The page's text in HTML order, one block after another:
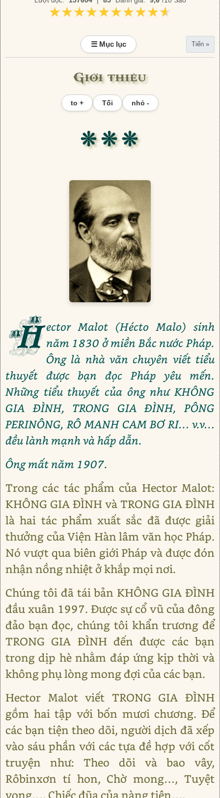
★★★★★★★★★★
★★★★★★★★★★
☰ Mục lục Tiến »
Giới thiệu
to + Tối nhỏ -
❊ ❊ ❊
H ector Malot (Hécto Malo) sinh
năm 1830 ở miền Bắc nước Pháp.
Ông là nhà văn chuyên viết tiểu
thuyết được bạn đọc Pháp yêu mến.
Những tiểu thuyết của ông như KHÔNG
GIA ĐÌNH, TRONG GIA ĐÌNH, PÔNG
PERINÔNG, RÔ MANH CAM BƠ RI… v.v…
đều lành mạnh và hấp dẫn.
Ông mất năm 1907.
Trong các tác phẩm của Hector Malot:
KHÔNG GIA ĐÌNH và TRONG GIA ĐÌNH
là hai tác phẩm xuất sắc đã được giải
thưởng của Viện Hàn lâm văn học Pháp.
Nó vượt qua biên giới Pháp và được đón
nhận nồng nhiệt ở khắp mọi nơi.
Chúng tôi đã tái bản KHÔNG GIA ĐÌNH
đầu xuân 1997. Được sự cổ vũ của đông
đảo bạn đọc, chúng tôi khẩn trương để
TRONG GIA ĐÌNH đến được các bạn
trong dịp hè nhằm đáp ứng kịp thời và
không phụ lòng mong đợi của các bạn.
Hector Malot viết TRONG GIA ĐÌNH
gồm hai tập với bốn mươi chương. Để
các bạn tiện theo dõi, người dịch đã xếp
vào sáu phần với các tựa đề hợp với cốt
truyện như: Theo dõi và bao vây,
Rôbinxơn tí hon, Chờ mong…, Tuyệt
vọng…, Chiếc đũa của nàng tiên….